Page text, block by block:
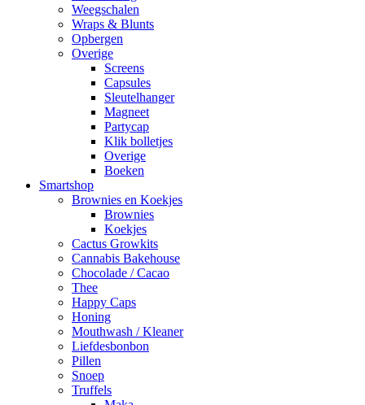
Weegschalen
Wraps & Blunts
Opbergen
Overige
Screens
Capsules
Sleutelhanger
Magneet
Partycap
Klik bolletjes
Overige
Boeken
Smartshop
Brownies en Koekjes
Brownies
Koekjes
Cactus Growkits
Cannabis Bakehouse
Chocolade / Cacao
Thee
Happy Caps
Honing
Mouthwash / Kleaner
Liefdesbonbon
Pillen
Snoep
Truffels